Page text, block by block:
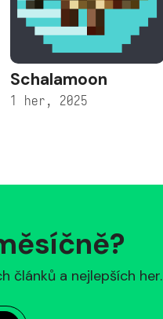
Schalamoon
1 her, 2025
článků a nejlepších her.